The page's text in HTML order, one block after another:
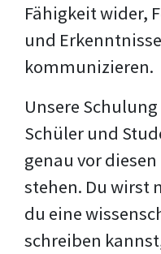
Fähigkeit wider,
und
kommunizieren.
Unsere
Schüler und
genau vor
stehen. Du wirst
du eine
schreiben